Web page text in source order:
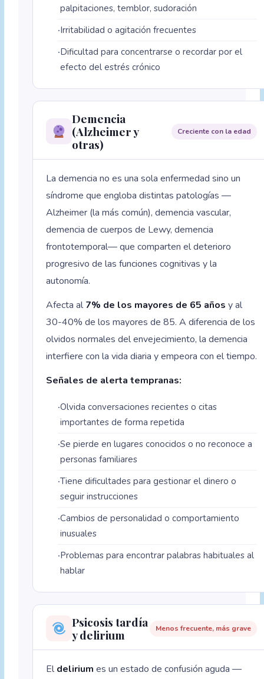
palpitaciones, temblor, sudoración
Irritabilidad o agitación frecuentes
Dificultad para concentrarse o recordar por el
efecto del estrés crónico
Demencia
(Alzheimer y
otras)
Creciente con la edad
La demencia no es una sola enfermedad sino un
síndrome que engloba distintas patologías —
Alzheimer (la más común), demencia vascular,
demencia de cuerpos de Lewy, demencia
frontotemporal— que comparten el deterioro
progresivo de las funciones cognitivas y la
autonomía.
Afecta al7% de los mayores de 65 años y al
30-40% de los mayores de 85. A diferencia de los
olvidos normales del envejecimiento, la demencia
interfiere con la vida diaria y empeora con el tiempo.
Señales de alerta tempranas:
Olvida conversaciones recientes o citas
importantes de forma repetida
Se pierde en lugares conocidos o no reconoce a
personas familiares
Tiene dificultades para gestionar el dinero o
seguir instrucciones
Cambios de personalidad o comportamiento
inusuales
Problemas para encontrar palabras habituales al
hablar
Psicosis tardía
y delirium
Menos frecuente, más grave
Eldelirium es un estado de confusión aguda —